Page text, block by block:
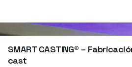
SMART CASTING® –
cast